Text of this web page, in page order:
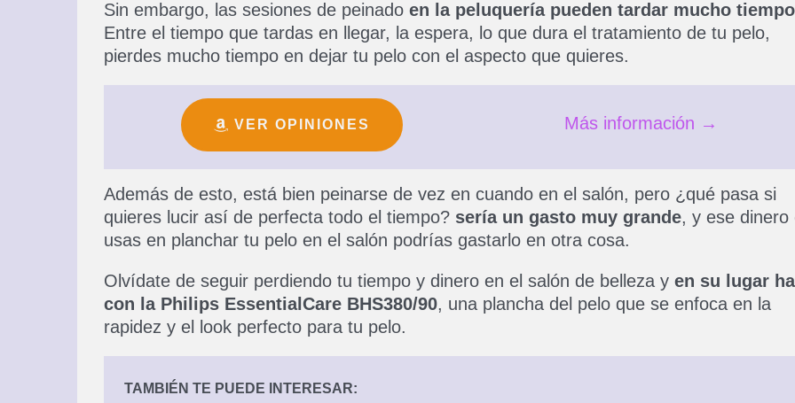
Sin embargo, las sesiones de peinado en la peluquería pueden tardar mucho tiempo
Entre el tiempo que tardas en llegar, la espera, lo que dura el tratamiento de tu pelo,
pierdes mucho tiempo en dejar tu pelo con el aspecto que quieres.
VER OPINIONES Más información →
Además de esto, está bien peinarse de vez en cuando en el salón, pero ¿qué pasa si
quieres lucir así de perfecta todo el tiempo? sería un gasto muy grande, y ese dinero
usas en planchar tu pelo en el salón podrías gastarlo en otra cosa.
Olvídate de seguir perdiendo tu tiempo y dinero en el salón de belleza y en su lugar
con la Philips EssentialCare BHS380/90, una plancha del pelo que se enfoca en la
rapidez y el look perfecto para tu pelo.
TAMBIÉN TE PUEDE INTERESAR: